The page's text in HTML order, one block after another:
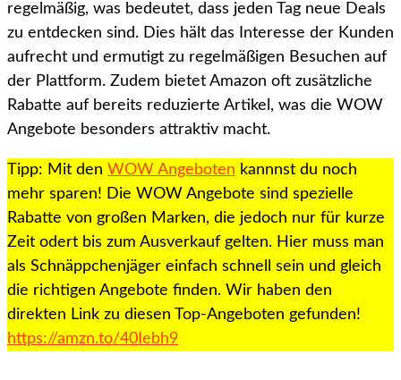
regelmäßig, was bedeutet, dass jeden Tag neue Deals
zu entdecken sind. Dies hält das Interesse der Kunden
aufrecht und ermutigt zu regelmäßigen Besuchen auf
der Plattform. Zudem bietet Amazon oft zusätzliche
Rabatte auf bereits reduzierte Artikel, was die WOW
Angebote besonders attraktiv macht.
Tipp: Mit den WOW Angeboten kannnst du noch
mehr sparen! Die WOW Angebote sind spezielle
Rabatte von großen Marken, die jedoch nur für kurze
Zeit odert bis zum Ausverkauf gelten. Hier muss man
als Schnäppchenjäger einfach schnell sein und gleich
die richtigen Angebote finden. Wir haben den
direkten Link zu diesen Top-Angeboten gefunden!
https://amzn.to/40Iebh9